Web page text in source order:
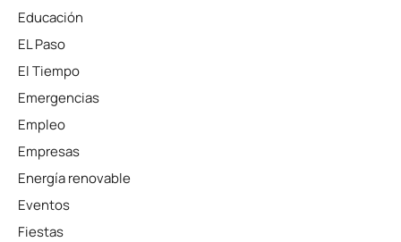
Educación
EL Paso
El Tiempo
Emergencias
Empleo
Empresas
Energía renovable
Eventos
Fiestas